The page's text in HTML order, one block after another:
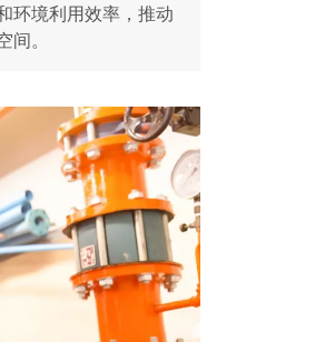
环境利用效率，推动
。